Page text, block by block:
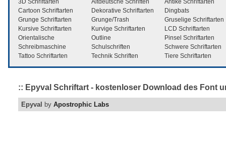
Cartoon Schriftarten
Dekorative Schriftarten
Dingbats
Grunge Schriftarten
Grunge/Trash
Gruselige Schriftarten
Kursive Schriftarten
Kurvige Schriftarten
LCD Schriftarten
Orientalische
Outline
Pinsel Schriftarten
Schreibmaschine
Schulschriften
Schwere Schriftarten
Tattoo Schriftarten
Technik Schriften Tiere Schriftarten
:: Epyval Schriftart - kostenloser Download des Font
Epyval by Apostrophic Labs